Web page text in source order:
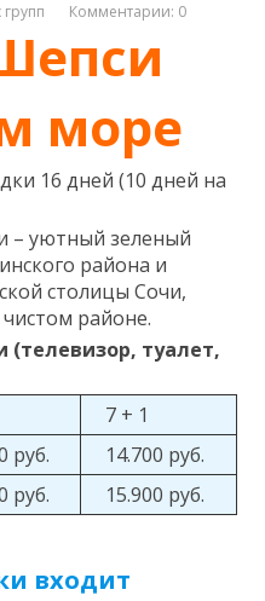
Комментарии: 0
море
16 дней (10 дней на
– уютный зеленый
района и
столицы Сочи,
чистом районе.
(телевизор, туалет,
7 + 1
руб.
14.700 руб.
руб. 15.900 руб.
входит